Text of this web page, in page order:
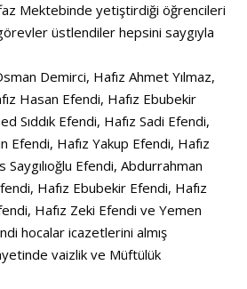
Mektebinde yetiştirdiği öğrencileri
üstlendiler hepsini saygıyla
Demirci, Hafız Ahmet Yılmaz,
Hasan Efendi, Hafız Ebubekir
Sıddık Efendi, Hafız Sadi Efendi,
Efendi, Hafız Yakup Efendi, Hafız
Efendi, Abdurrahman
Hafız Ebubekir Efendi, Hafız
Hafız Zeki Efendi ve Yemen
hocalar icazetlerini almış
vaizlik ve Müftülük